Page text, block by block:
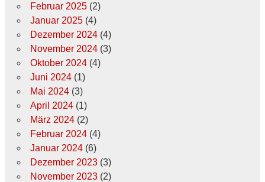
Februar 2025(2)
Januar 2025(4)
Dezember 2024(4)
November 2024(3)
Oktober 2024(4)
Juni 2024(1)
Mai 2024(3)
April 2024(1)
März 2024(2)
Februar 2024(4)
Januar 2024(6)
Dezember 2023(3)
November 2023(2)